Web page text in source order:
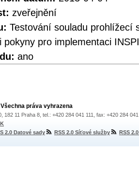
zveřejnění
Testování souladu prohlížecí
pokyny pro implementaci
ano
práva vyhrazena
182 11 Praha 8, tel.: +420 284 041 111, fax: +420 284
2.0 Datové sady RSS 2.0 Síťové služby RSS